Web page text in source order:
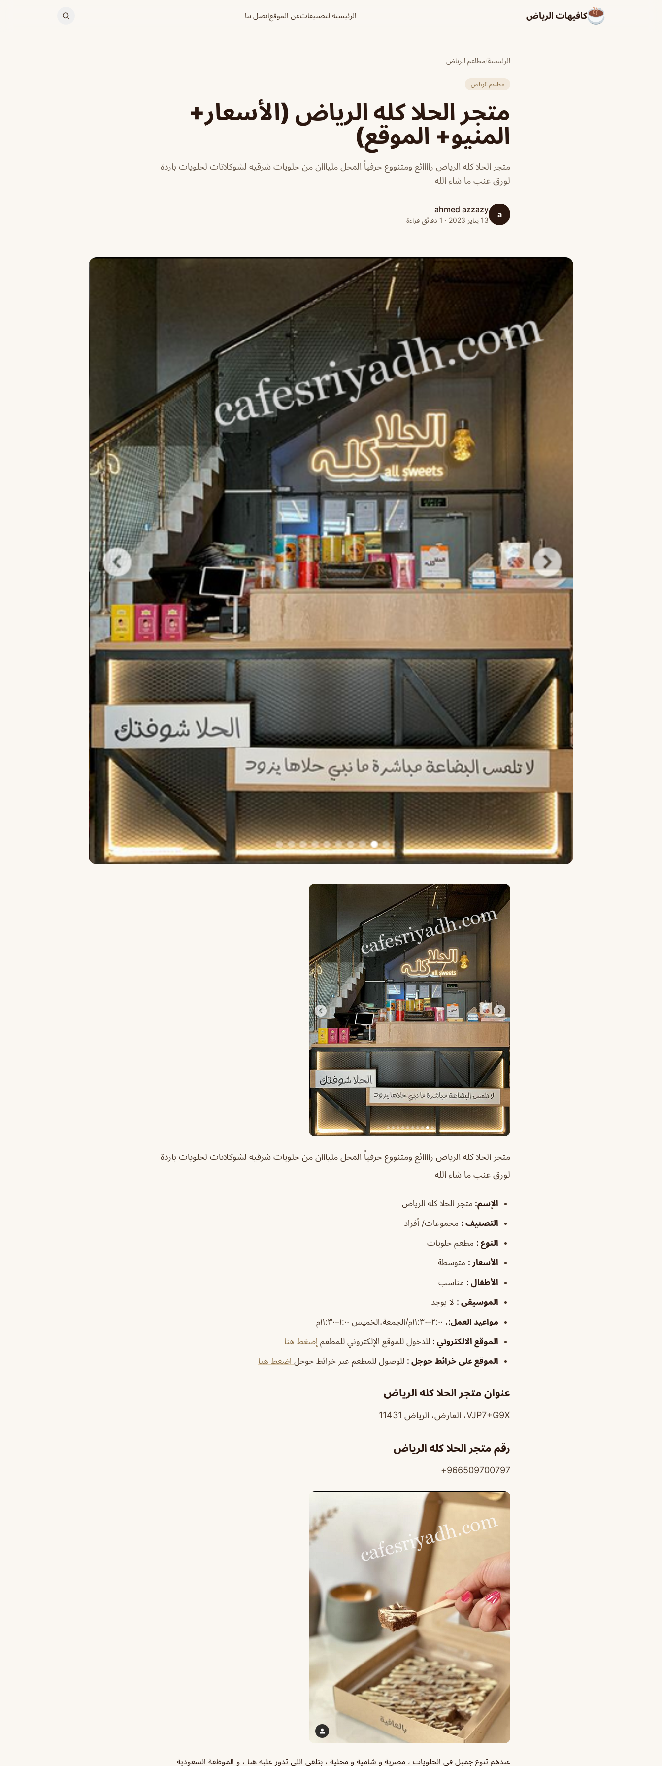
كافيهات الرياض الرئيسيةالتصنيفاتعن الموقعاتصل بنا
الرئيسية/مطاعم الرياض
مطاعم الرياض
متجر الحلا كله الرياض (الأسعار+
المنيو+ الموقع)
متجر الحلا كله الرياض راااائع ومتنووع حرفياً المحل مليااان من حلويات شرقيه لشوكلاتات لحلويات باردة
لورق عنب ما شاء الله
a
ahmed azzazy
13 يناير 2023 · 1 دقائق قراءة
متجر الحلا كله الرياض راااائع ومتنووع حرفياً المحل مليااان من حلويات شرقيه لشوكلاتات لحلويات باردة
لورق عنب ما شاء الله
الإسم: متجر الحلا كله الرياض
التصنيف : مجموعات/ أفراد
النوع : مطعم حلويات
الأسعار : متوسطة
الأطفال : مناسب
الموسيقى : لا يوجد
مواعيد العمل:، ٢:٠٠–١١:٣٠م/الجمعة،الخميس ١:٠٠–١١:٣٠م
الموقع الالكتروني : للدخول للموقع الإلكتروني للمطعم إضغط هنا
الموقع على خرائط جوجل : للوصول للمطعم عبر خرائط جوجل اضغط هنا
عنوان متجر الحلا كله الرياض
VJP7+G9X، العارض، الرياض 11431
رقم متجر الحلا كله الرياض
966509700797+
عندهم تنوع جميل في الحلويات ، مصرية و شامية و محلية ، بتلقى اللي تدور عليه هنا ، و الموظفة السعودية